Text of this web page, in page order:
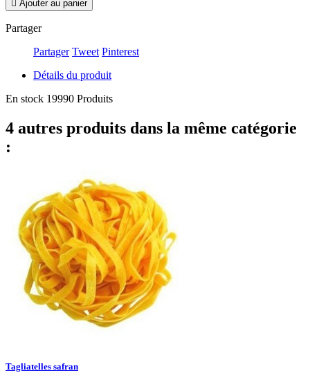
 Ajouter au panier
Partager
Partager Tweet Pinterest
Détails du produit
En stock 19990 Produits
4 autres produits dans la même catégorie
:
Tagliatelles safran